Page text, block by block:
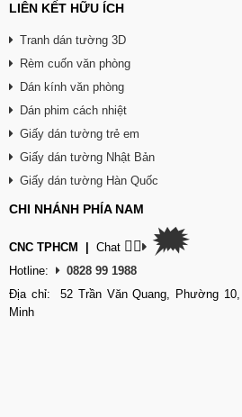
LIÊN KẾT HỮU ÍCH
Tranh dán tường 3D
Rèm cuốn văn phòng
Dán kính văn phòng
Dán phim cách nhiệt
Giấy dán tường trẻ em
Giấy dán tường Nhật Bản
Giấy dán tường Hàn Quốc
CHI NHÁNH PHÍA NAM
CNC TPHCM Chat 👉🏽 🗯
Hotline:
0828 99 1988
Địa chỉ: 52 Trần Văn Quang, Phường
Minh